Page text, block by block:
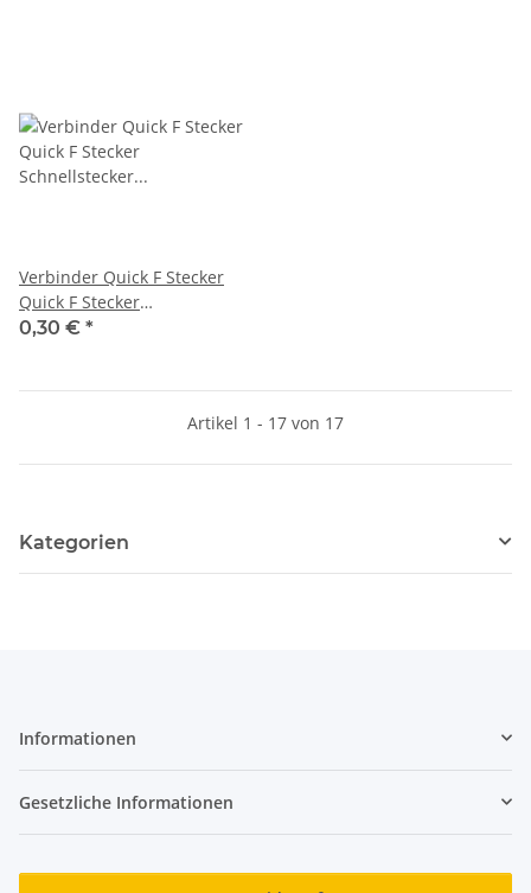
Verbinder Quick F Stecker
Quick F Stecker
Schnellstecker beidseitig
0,30 € *
Artikel 1 - 17 von 17
Kategorien
Informationen
Gesetzliche Informationen